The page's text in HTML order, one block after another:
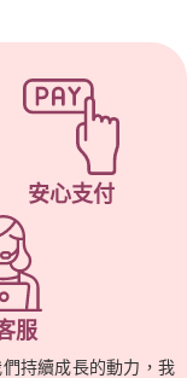
安心支付
服
持續成長的動力，我